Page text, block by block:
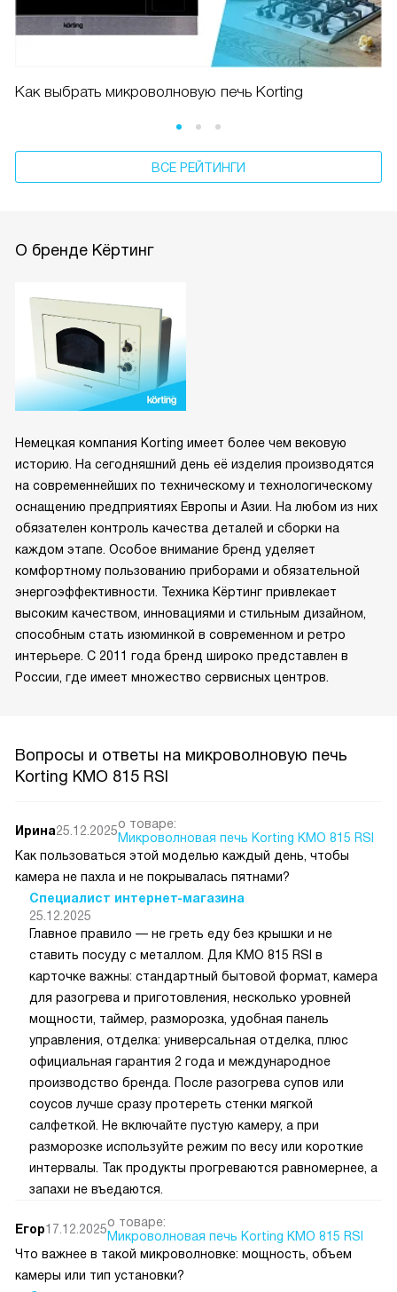
Как выбрать микроволновую печь Korting
ВСЕ РЕЙТИНГИ
О бренде Кёртинг
Немецкая компания Korting имеет более чем вековую
историю. На сегодняшний день её изделия производятся
на современнейших по техническому и технологическому
оснащению предприятиях Европы и Азии. На любом из них
обязателен контроль качества деталей и сборки на
каждом этапе. Особое внимание бренд уделяет
комфортному пользованию приборами и обязательной
энергоэффективности. Техника Кёртинг привлекает
высоким качеством, инновациями и стильным дизайном,
способным стать изюминкой в современном и ретро
интерьере. С 2011 года бренд широко представлен в
России, где имеет множество сервисных центров.
Вопросы и ответы на микроволновую печь
Korting KMO 815 RSI
Ирина25.12.2025о товаре:
Микроволновая печь Korting KMO 815 RSI
Как пользоваться этой моделью каждый день, чтобы
камера не пахла и не покрывалась пятнами?
Специалист интернет-магазина
25.12.2025
Главное правило — не греть еду без крышки и не
ставить посуду с металлом. Для KMO 815 RSI в
карточке важны: стандартный бытовой формат, камера
для разогрева и приготовления, несколько уровней
мощности, таймер, разморозка, удобная панель
управления, отделка: универсальная отделка, плюс
официальная гарантия 2 года и международное
производство бренда. После разогрева супов или
соусов лучше сразу протереть стенки мягкой
салфеткой. Не включайте пустую камеру, а при
разморозке используйте режим по весу или короткие
интервалы. Так продукты прогреваются равномернее, а
запахи не въедаются.
Егор17.12.2025о товаре:
Микроволновая печь Korting KMO 815 RSI
Что важнее в такой микроволновке: мощность, объем
камеры или тип установки?